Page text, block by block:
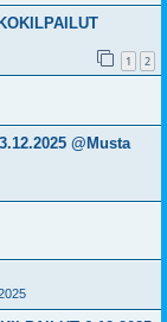
1 2
@Musta